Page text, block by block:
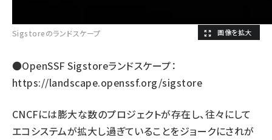
Sigstoreのランドスケープ
●OpenSSF Sigstoreランドスケープ：
https://landscape.openssf.org/sigstore
CNCFには膨大な数のプロジェクトが存在し、往々にして
エコシステムが拡大し過ぎていることをジョークにされが